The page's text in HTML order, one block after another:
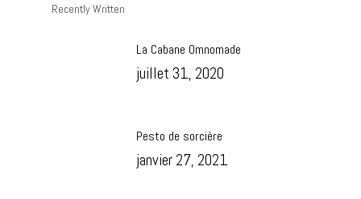
Recently Written
La Cabane Omnomade
juillet 31, 2020
Pesto de sorcière
janvier 27, 2021
Réserver